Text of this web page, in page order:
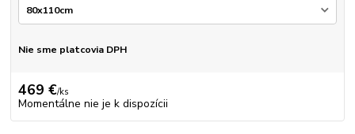
Nie sme platcovia DPH
469 €/ks
Momentálne nie je k dispozícii